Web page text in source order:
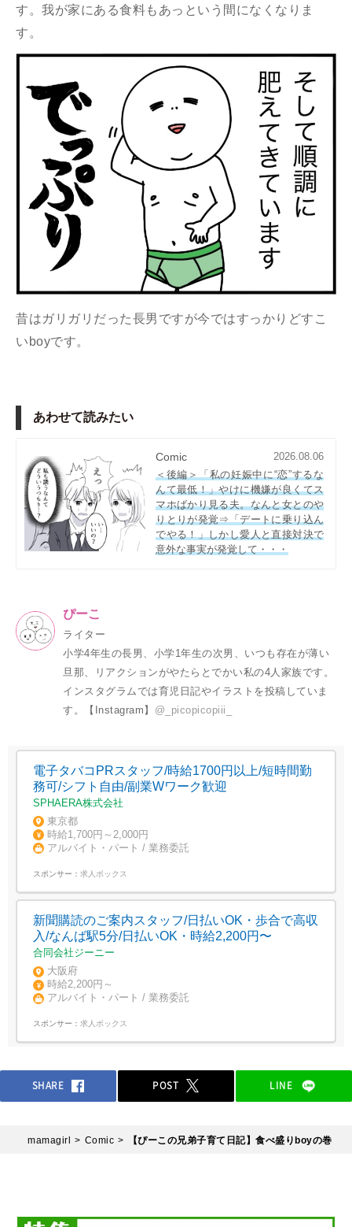
す。我が家にある食料もあっという間になくなりま
す。
昔はガリガリだった長男ですが今ではすっかりどすこ
いboyです。
あわせて読みたい
Comic
2026.08.06
＜後編＞「私の妊娠中に“恋”するな
んて最低！」やけに機嫌が良くてス
マホばかり見る夫。なんと女とのや
りとりが発覚⇒「デートに乗り込ん
でやる！」しかし愛人と直接対決で
意外な事実が発覚して・・・
ぴーこ
ライター
小学4年生の長男、小学1年生の次男、いつも存在が薄い
旦那、リアクションがやたらとでかい私の4人家族です。
インスタグラムでは育児日記やイラストを投稿していま
す。【Instagram】 @_picopicopiii_
電子タバコPRスタッフ/時給1700円以上/短時間勤
務可/シフト自由/副業Wワーク歓迎
SPHAERA株式会社
東京都
時給1,700円～2,000円
アルバイト・パート / 業務委託
スポンサー： 求人ボックス
新聞購読のご案内スタッフ/日払いOK・歩合で高収
入/なんば駅5分/日払いOK・時給2,200円〜
合同会社ジーニー
大阪府
時給2,200円～
アルバイト・パート / 業務委託
スポンサー： 求人ボックス
SHARE POST LINE
mamagirl Comic 【ぴーこの兄弟子育て日記】食べ盛りboyの巻